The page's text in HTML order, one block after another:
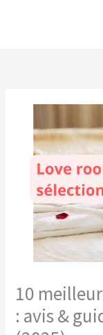
10
: avis &